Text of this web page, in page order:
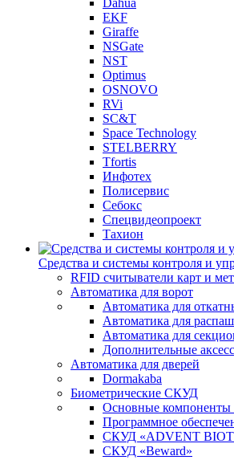
Dahua
EKF
Giraffe
NSGate
NST
Optimus
OSNOVO
RVi
SC&T
Space Technology
STELBERRY
Tfortis
Инфотех
Полисервис
Себокс
Спецвидеопроект
Тахион
Средства и системы контроля и
RFID считыватели карт и
Автоматика для ворот
Автоматика для
Автоматика для
Автоматика для
Дополнительные
Автоматика для дверей
Dormakaba
Биометрические СКУД
Основные
Программное
СКУД «ADVENT
СКУД «Beward»